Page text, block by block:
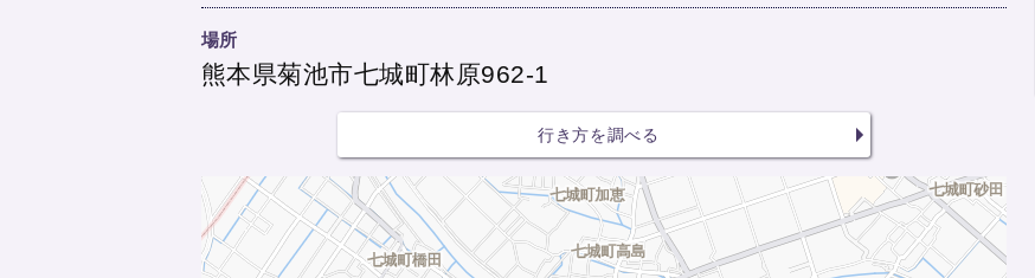
場所
熊本県菊池市七城町林原962-1
行き方を調べる